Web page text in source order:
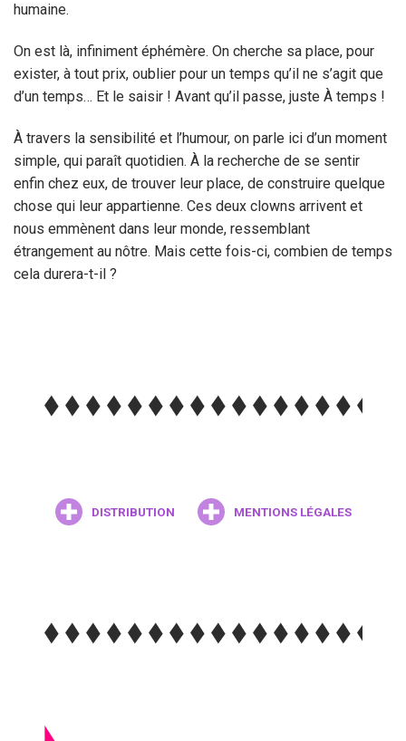
humaine.
On est là, infiniment éphémère. On cherche sa place, pour
exister, à tout prix, oublier pour un temps qu’il ne s’agit que
d’un temps… Et le saisir ! Avant qu’il passe, juste À temps !
À travers la sensibilité et l’humour, on parle ici d’un moment
simple, qui paraît quotidien. À la recherche de se sentir
enfin chez eux, de trouver leur place, de construire quelque
chose qui leur appartienne. Ces deux clowns arrivent et
nous emmènent dans leur monde, ressemblant
étrangement au nôtre. Mais cette fois-ci, combien de temps
cela durera-t-il ?
DISTRIBUTION MENTIONS LÉGALES